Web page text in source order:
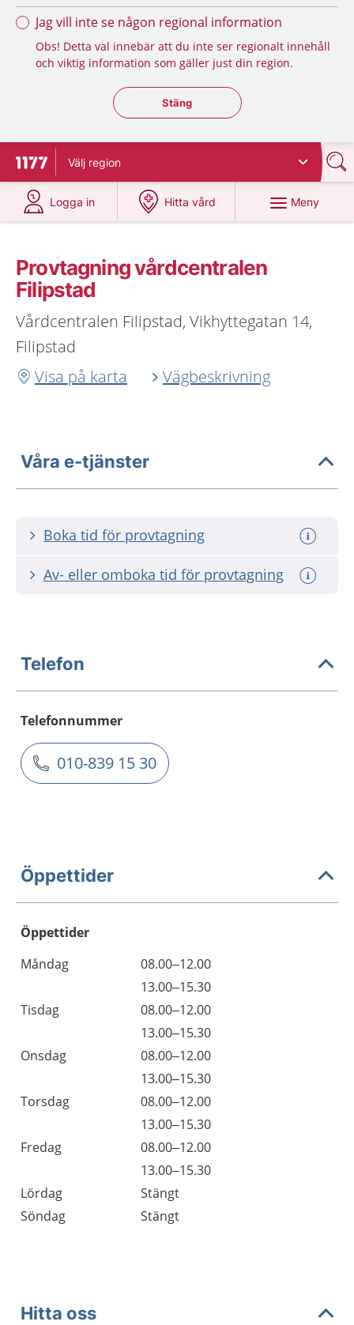
Jag vill inte se någon regional information
Obs! Detta val innebär att du inte ser regionalt innehåll
och viktig information som gäller just din region.
Stäng regionsväljaren
Stäng
Till startsidan för 1177
Välj region
Logga in
på 1177.se
Hitta vård
på 1177.se
Meny
Provtagning vårdcentralen
Filipstad
Vårdcentralen Filipstad, Vikhyttegatan 14,
Filipstad
Visa på karta
Vägbeskrivning
Våra e-tjänster
Boka tid för provtagning
Av- eller omboka tid för provtagning
Telefon
Telefonnummer
010-839 15 30
Öppettider
Öppettider
Dag
Öppettider
Kommentarer
Måndag
08.00–12.00
13.00–15.30
Tisdag
08.00–12.00
13.00–15.30
Onsdag
08.00–12.00
13.00–15.30
Torsdag
08.00–12.00
13.00–15.30
Fredag
08.00–12.00
13.00–15.30
Lördag
Stängt
Söndag
Stängt
Hitta oss